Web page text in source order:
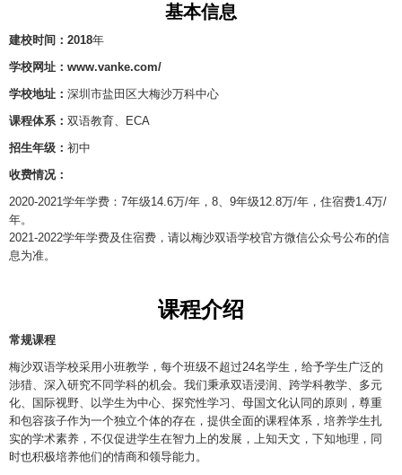
基本信息
建校时间：2018年
学校网址：www.vanke.com/
学校地址： 深圳市盐田区大梅沙万科中心
课程体系： 双语教育、ECA
招生年级： 初中
收费情况：
2020-2021学年学费：7年级14.6万/年，8、9年级12.8万/年，住宿费1.4万/
年。
2021-2022学年学费及住宿费，请以梅沙双语学校官方微信公众号公布的信
息为准。
课程介绍
常规课程
梅沙双语学校采用小班教学，每个班级不超过24名学生，给予学生广泛的
涉猎、深入研究不同学科的机会。我们秉承双语浸润、跨学科教学、多元
化、国际视野、以学生为中心、探究性学习、母国文化认同的原则，尊重
和包容孩子作为一个独立个体的存在，提供全面的课程体系，培养学生扎
实的学术素养，不仅促进学生在智力上的发展，上知天文，下知地理，同
时也积极培养他们的情商和领导能力。